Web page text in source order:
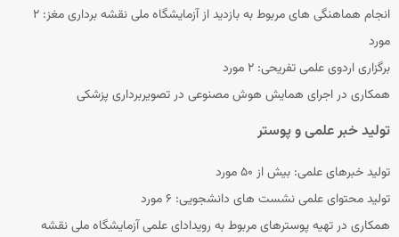
انجام هماهنگی های مربوط به بازدید از آزمایشگاه ملی نقشه برداری مغز: ۲
مورد
برگزاری اردوی علمی تفریحی: ۲ مورد
همکاری در اجرای همایش هوش مصنوعی در تصویربرداری پزشکی
تولید خبر علمی و پوستر
تولید خبرهای علمی: بیش از ۵۰ مورد
تولید محتوای علمی نشست های دانشجویی: ۶ مورد
همکاری در تهیه پوسترهای مربوط به رویدادای علمی آزمایشگاه ملی نقشه